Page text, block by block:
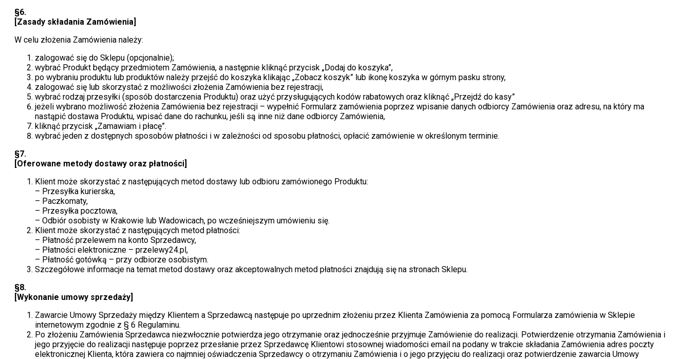
§6.
[Zasady składania Zamówienia]
W celu złożenia Zamówienia należy:
zalogować się do Sklepu (opcjonalnie);
wybrać Produkt będący przedmiotem Zamówienia, a następnie kliknąć przycisk „Dodaj do koszyka”,
po wybraniu produktu lub produktów należy przejść do koszyka klikając „Zobacz koszyk” lub ikonę koszyka w górnym pasku strony,
zalogować się lub skorzystać z możliwości złożenia Zamówienia bez rejestracji,
wybrać rodzaj przesyłki (sposób dostarczenia Produktu) oraz użyć przysługujących kodów rabatowych oraz kliknąć „Przejdź do kasy”
jeżeli wybrano możliwość złożenia Zamówienia bez rejestracji – wypełnić Formularz zamówienia poprzez wpisanie danych odbiorcy Zamówienia oraz adresu, na który ma
nastąpić dostawa Produktu, wpisać dane do rachunku, jeśli są inne niż dane odbiorcy Zamówienia,
kliknąć przycisk „Zamawiam i płacę”.
wybrać jeden z dostępnych sposobów płatności i w zależności od sposobu płatności, opłacić zamówienie w określonym terminie.
§7.
[Oferowane metody dostawy oraz płatności]
Klient może skorzystać z następujących metod dostawy lub odbioru zamówionego Produktu:
– Przesyłka kurierska,
– Paczkomaty,
– Przesyłka pocztowa,
– Odbiór osobisty w Krakowie lub Wadowicach, po wcześniejszym umówieniu się.
Klient może skorzystać z następujących metod płatności:
– Płatność przelewem na konto Sprzedawcy,
– Płatności elektroniczne – przelewy24.pl,
– Płatność gotówką – przy odbiorze osobistym.
Szczegółowe informacje na temat metod dostawy oraz akceptowalnych metod płatności znajdują się na stronach Sklepu.
§8.
[Wykonanie umowy sprzedaży]
Zawarcie Umowy Sprzedaży między Klientem a Sprzedawcą następuje po uprzednim złożeniu przez Klienta Zamówienia za pomocą Formularza zamówienia w Sklepie
internetowym zgodnie z § 6 Regulaminu.
Po złożeniu Zamówienia Sprzedawca niezwłocznie potwierdza jego otrzymanie oraz jednocześnie przyjmuje Zamówienie do realizacji. Potwierdzenie otrzymania Zamówienia i
jego przyjęcie do realizacji następuje poprzez przesłanie przez Sprzedawcę Klientowi stosownej wiadomości email na podany w trakcie składania Zamówienia adres poczty
elektronicznej Klienta, która zawiera co najmniej oświadczenia Sprzedawcy o otrzymaniu Zamówienia i o jego przyjęciu do realizacji oraz potwierdzenie zawarcia Umowy